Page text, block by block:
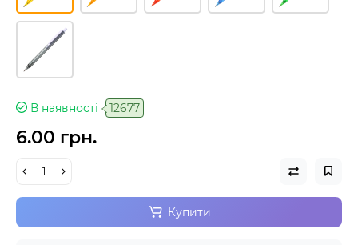
В наявності 12677
6.00 грн.
Купити